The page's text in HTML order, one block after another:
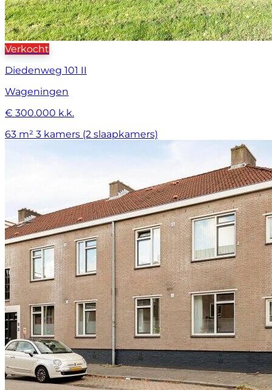
Verkocht
Diedenweg 101 II
Wageningen
€ 300.000 k.k.
63 m² 3 kamers (2 slaapkamers)